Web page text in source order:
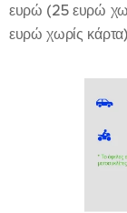
ευρώ (25 ευρώ
ευρώ χωρίς